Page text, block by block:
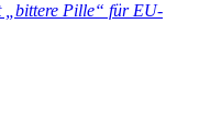
„bittere Pille“ für EU-